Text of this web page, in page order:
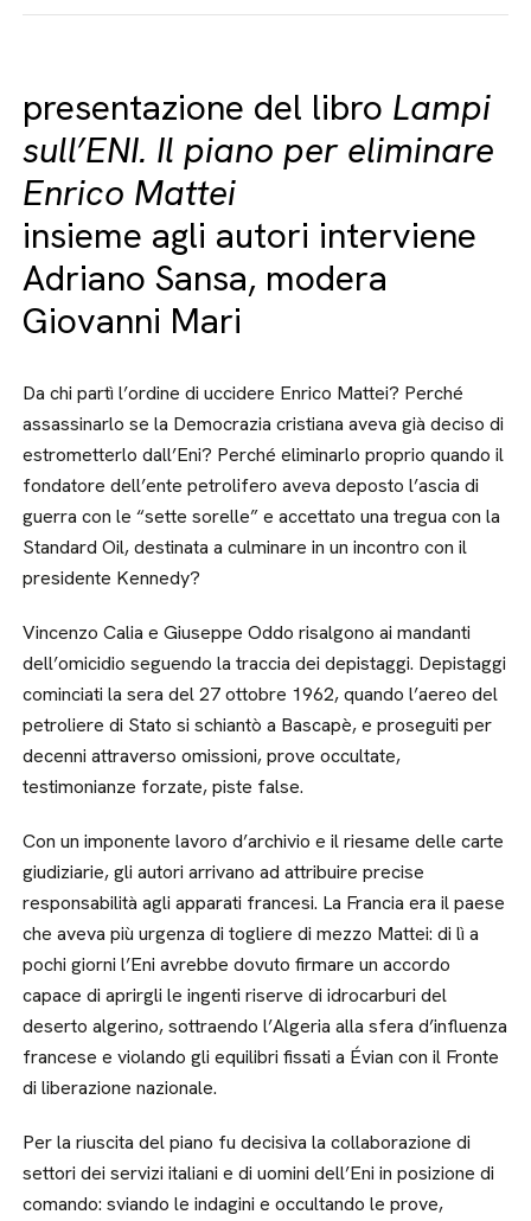
presentazione del libro Lampi
sull’ENI. Il piano per eliminare
Enrico Mattei
insieme agli autori interviene
Adriano Sansa, modera
Giovanni Mari
Da chi partì l’ordine di uccidere Enrico Mattei? Perché
assassinarlo se la Democrazia cristiana aveva già deciso di
estrometterlo dall’Eni? Perché eliminarlo proprio quando il
fondatore dell’ente petrolifero aveva deposto l’ascia di
guerra con le “sette sorelle” e accettato una tregua con la
Standard Oil, destinata a culminare in un incontro con il
presidente Kennedy?
Vincenzo Calia e Giuseppe Oddo risalgono ai mandanti
dell’omicidio seguendo la traccia dei depistaggi. Depistaggi
cominciati la sera del 27 ottobre 1962, quando l’aereo del
petroliere di Stato si schiantò a Bascapè, e proseguiti per
decenni attraverso omissioni, prove occultate,
testimonianze forzate, piste false.
Con un imponente lavoro d’archivio e il riesame delle carte
giudiziarie, gli autori arrivano ad attribuire precise
responsabilità agli apparati francesi. La Francia era il paese
che aveva più urgenza di togliere di mezzo Mattei: di lì a
pochi giorni l’Eni avrebbe dovuto firmare un accordo
capace di aprirgli le ingenti riserve di idrocarburi del
deserto algerino, sottraendo l’Algeria alla sfera d’influenza
francese e violando gli equilibri fissati a Évian con il Fronte
di liberazione nazionale.
Per la riuscita del piano fu decisiva la collaborazione di
settori dei servizi italiani e di uomini dell’Eni in posizione di
comando: sviando le indagini e occultando le prove,